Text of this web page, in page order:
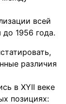
всей
1956 года.
различия
в XYII веке
позициях: